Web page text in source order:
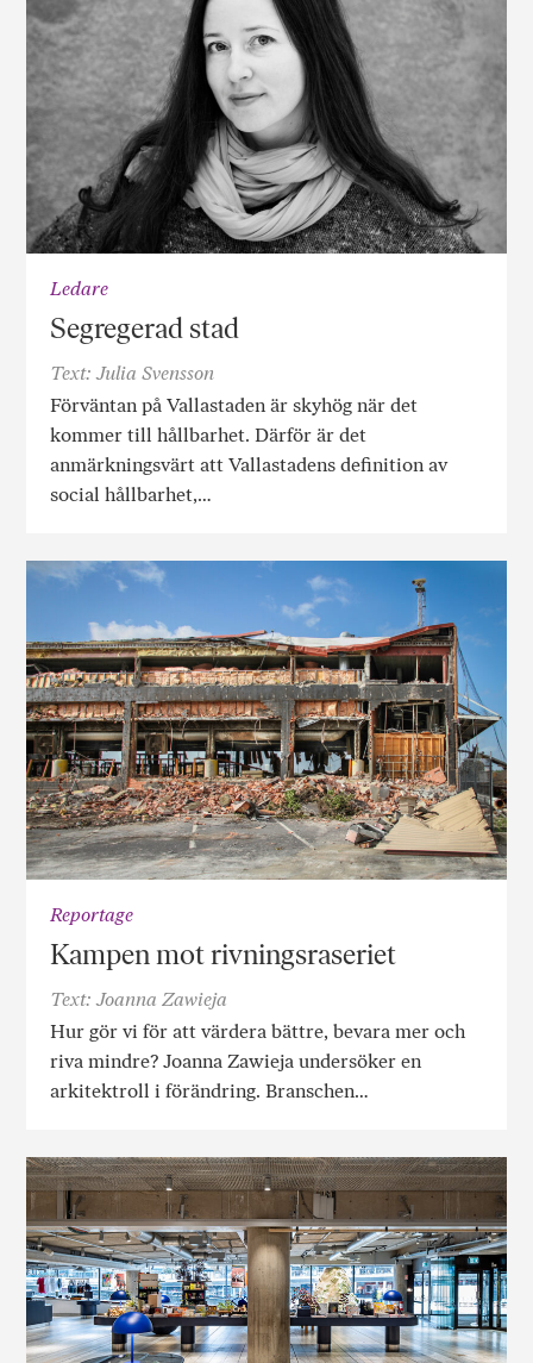
Ledare
Segregerad stad
Text: Julia Svensson
Förväntan på Vallastaden är skyhög när det
kommer till hållbarhet. Därför är det
anmärkningsvärt att Vallastadens definition av
social hållbarhet,…
Reportage
Kampen mot rivningsraseriet
Text: Joanna Zawieja
Hur gör vi för att värdera bättre, bevara mer och
riva mindre? Joanna Zawieja undersöker en
arkitektroll i förändring. Branschen…